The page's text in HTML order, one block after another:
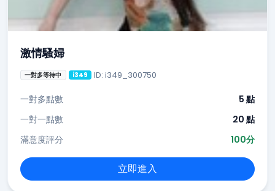
激情騷婦
一對多等待中 i349 ID: i349_300750
一對多點數
5 點
一對一點數
20 點
滿意度評分
100分
立即進入